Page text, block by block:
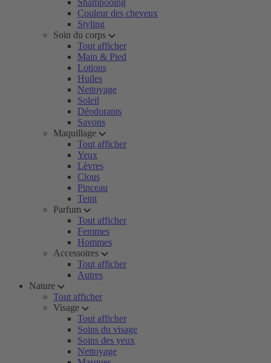
Shampooing
Couleur des cheveux
Styling
Soin du corps
Tout afficher
Main & Pied
Lotions
Huiles
Nettoyage
Soleil
Déodorants
Savons
Maquillage
Tout afficher
Yeux
Lèvres
Clous
Pinceau
Teint
Parfum
Tout afficher
Femmes
Hommes
Accessoires
Tout afficher
Autres
Nature
Tout afficher
Visage
Tout afficher
Soins du visage
Soins des yeux
Nettoyage